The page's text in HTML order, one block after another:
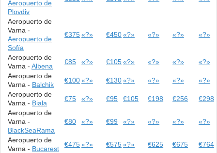
Aeropuerto de
Plovdiv
Aeropuerto de
Varna -
Aeropuerto de
Sofía
€375«?» €450«?» «?» «?» «?»
Aeropuerto de
Varna -Albena
€85 «?» €105«?» «?» «?»
«?»
Aeropuerto de
Varna - Balchik
€100«?» €130«?» «?» «?»
«?»
Aeropuerto de
Varna - Biala
€75 «?» €95 €105 €198 €256
€298
Aeropuerto de
Varna -
BlackSeaRama
€80 «?» €99 «?» «?» «?» «?»
Aeropuerto de
Varna - Bucarest
€475«?» €575«?» €625 €675
€764